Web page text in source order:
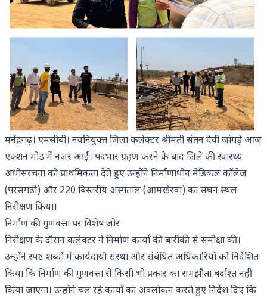
मनेंद्रगढ़। एमसीबी। नवनियुक्त जिला कलेक्टर श्रीमती संतन देवी जांगड़े आज
एक्शन मोड में नजर आईं। पदभार ग्रहण करने के बाद जिले की स्वास्थ्य
अधोसंरचना को प्राथमिकता देते हुए उन्होंने निर्माणाधीन मेडिकल कॉलेज
(परसगढ़ी) और 220 बिस्तरीय अस्पताल (आमखेरवा) का सघन स्थल
निरीक्षण किया।
निर्माण की गुणवत्ता पर विशेष जोर
निरीक्षण के दौरान कलेक्टर ने निर्माण कार्यों की बारीकी से समीक्षा की।
उन्होंने स्पष्ट शब्दों में कार्यदायी संस्था और संबंधित अधिकारियों को निर्देशित
किया कि निर्माण की गुणवत्ता से किसी भी प्रकार का समझौता बर्दाश्त नहीं
किया जाएगा। उन्होंने चल रहे कार्यों का अवलोकन करते हुए निर्देश दिए कि